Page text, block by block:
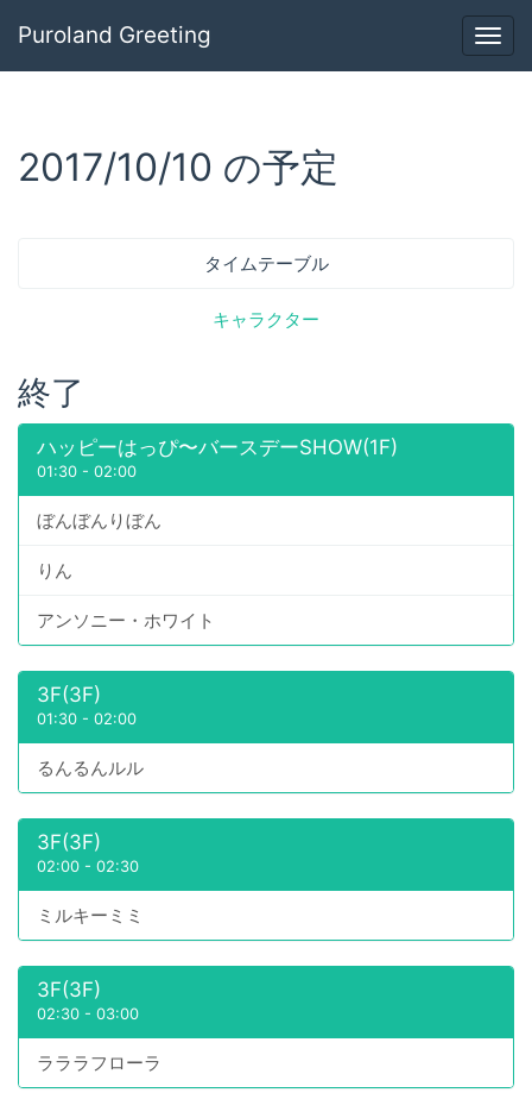
Puroland Greeting
2017/10/10 の予定
タイムテーブル
キャラクター
終了
ハッピーはっぴ〜バースデーSHOW(1F)
01:30 - 02:00
ぼんぼんりぼん
りん
アンソニー・ホワイト
3F(3F)
01:30 - 02:00
るんるんルル
3F(3F)
02:00 - 02:30
ミルキーミミ
3F(3F)
02:30 - 03:00
ラララフローラ